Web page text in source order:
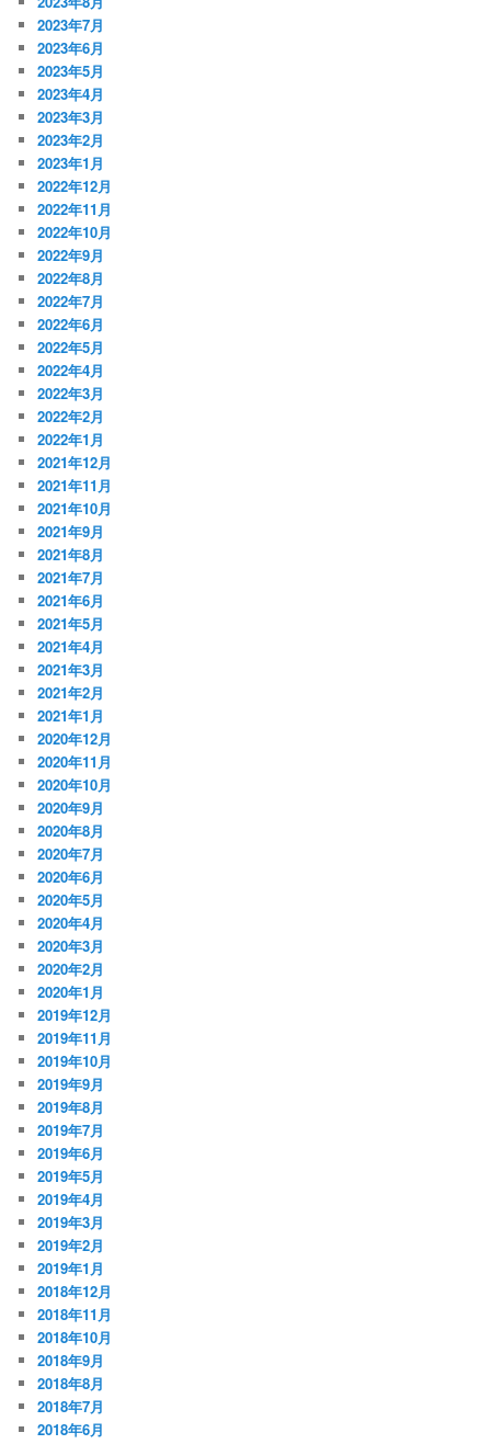
2023年7月
2023年6月
2023年5月
2023年4月
2023年3月
2023年2月
2023年1月
2022年12月
2022年11月
2022年10月
2022年9月
2022年8月
2022年7月
2022年6月
2022年5月
2022年4月
2022年3月
2022年2月
2022年1月
2021年12月
2021年11月
2021年10月
2021年9月
2021年8月
2021年7月
2021年6月
2021年5月
2021年4月
2021年3月
2021年2月
2021年1月
2020年12月
2020年11月
2020年10月
2020年9月
2020年8月
2020年7月
2020年6月
2020年5月
2020年4月
2020年3月
2020年2月
2020年1月
2019年12月
2019年11月
2019年10月
2019年9月
2019年8月
2019年7月
2019年6月
2019年5月
2019年4月
2019年3月
2019年2月
2019年1月
2018年12月
2018年11月
2018年10月
2018年9月
2018年8月
2018年7月
2018年6月